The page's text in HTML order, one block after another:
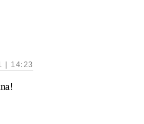
| 14:23